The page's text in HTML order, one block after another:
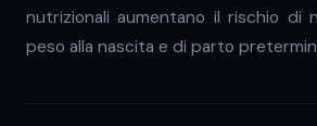
nutrizionali aumentano il rischio di
peso alla nascita e di parto